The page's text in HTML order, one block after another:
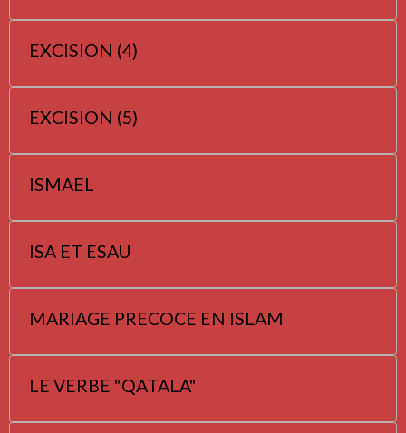
EXCISION (4)
EXCISION (5)
ISMAEL
ISA ET ESAU
MARIAGE PRECOCE EN ISLAM
LE VERBE "QATALA"